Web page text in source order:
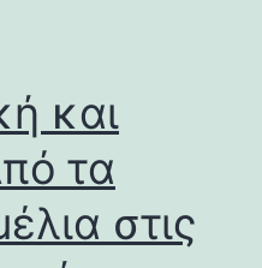
και
τα
στις